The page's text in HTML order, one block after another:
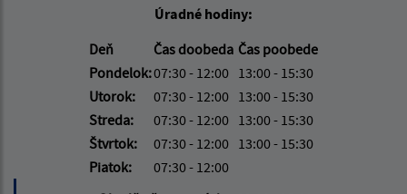
Úradné hodiny:
Deň
Čas doobeda Čas poobede
Pondelok:07:30 - 12:00 13:00 - 15:30
Utorok:
07:30 - 12:00 13:00 - 15:30
Streda:
07:30 - 12:00 13:00 - 15:30
Štvrtok:
07:30 - 12:00 13:00 - 15:30
Piatok:
07:30 - 12:00